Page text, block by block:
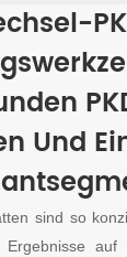
Und
sind so
Ergebnisse auf